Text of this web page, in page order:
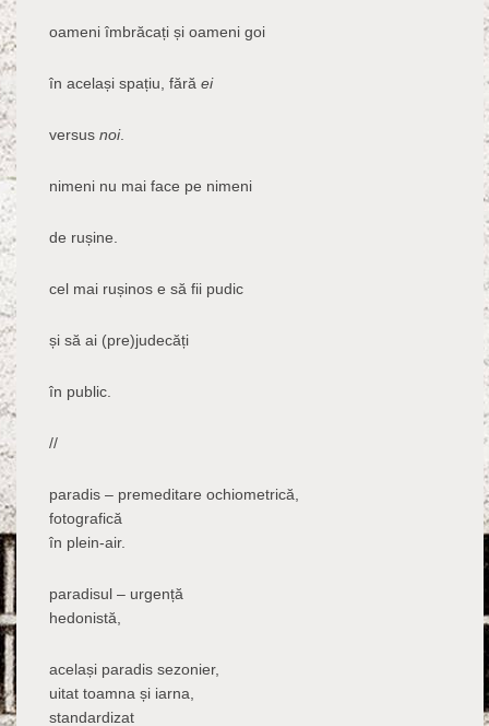
oameni îmbrăcați și oameni goi
în același spațiu, fără ei
versus noi.
nimeni nu mai face pe nimeni
de rușine.
cel mai rușinos e să fii pudic
și să ai (pre)judecăți
în public.
//
paradis – premeditare ochiometrică,
fotografică
în plein-air.
paradisul – urgență
hedonistă,
același paradis sezonier,
uitat toamna și iarna,
standardizat